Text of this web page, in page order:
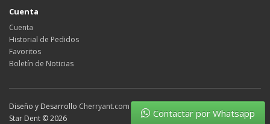
Cuenta
Cuenta
Historial de Pedidos
Favoritos
Boletín de Noticias
Diseño y Desarrollo Cherryant.com
Star Dent © 2026
Contactar por Whatsapp